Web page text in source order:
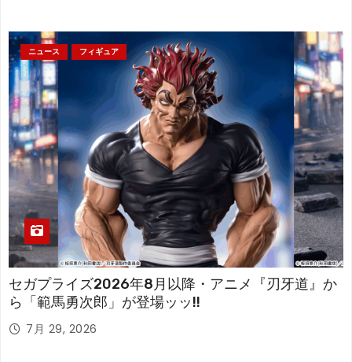
ニュース フィギュア
セガプライズ2026年8月以降・アニメ『刃牙道』か
ら「範馬勇次郎」が登場ッッ!!
7月 29, 2026